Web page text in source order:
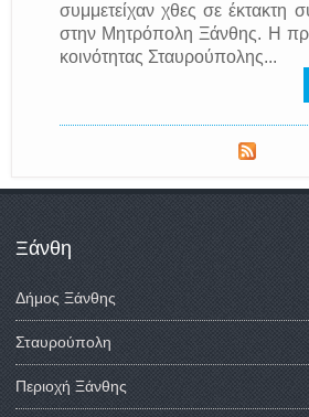
συμμετείχαν χθες σε έκτακτη
στην Μητρόπολη Ξάνθης. Η
κοινότητας Σταυρούπολης...
Ξάνθη
Δήμος Ξάνθης
Σταυρούπολη
Περιοχή Ξάνθης